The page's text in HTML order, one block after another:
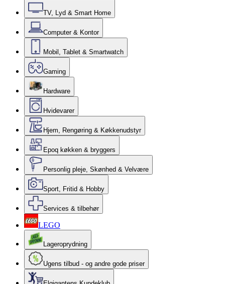
TV, Lyd & Smart Home
Computer & Kontor
Mobil, Tablet & Smartwatch
Gaming
Hardware
Hvidevarer
Hjem, Rengøring & Køkkenudstyr
Epoq køkken & bryggers
Personlig pleje, Skønhed & Velvære
Sport, Fritid & Hobby
Services & tilbehør
LEGO
Lageroprydning
Ugens tilbud - og andre gode priser